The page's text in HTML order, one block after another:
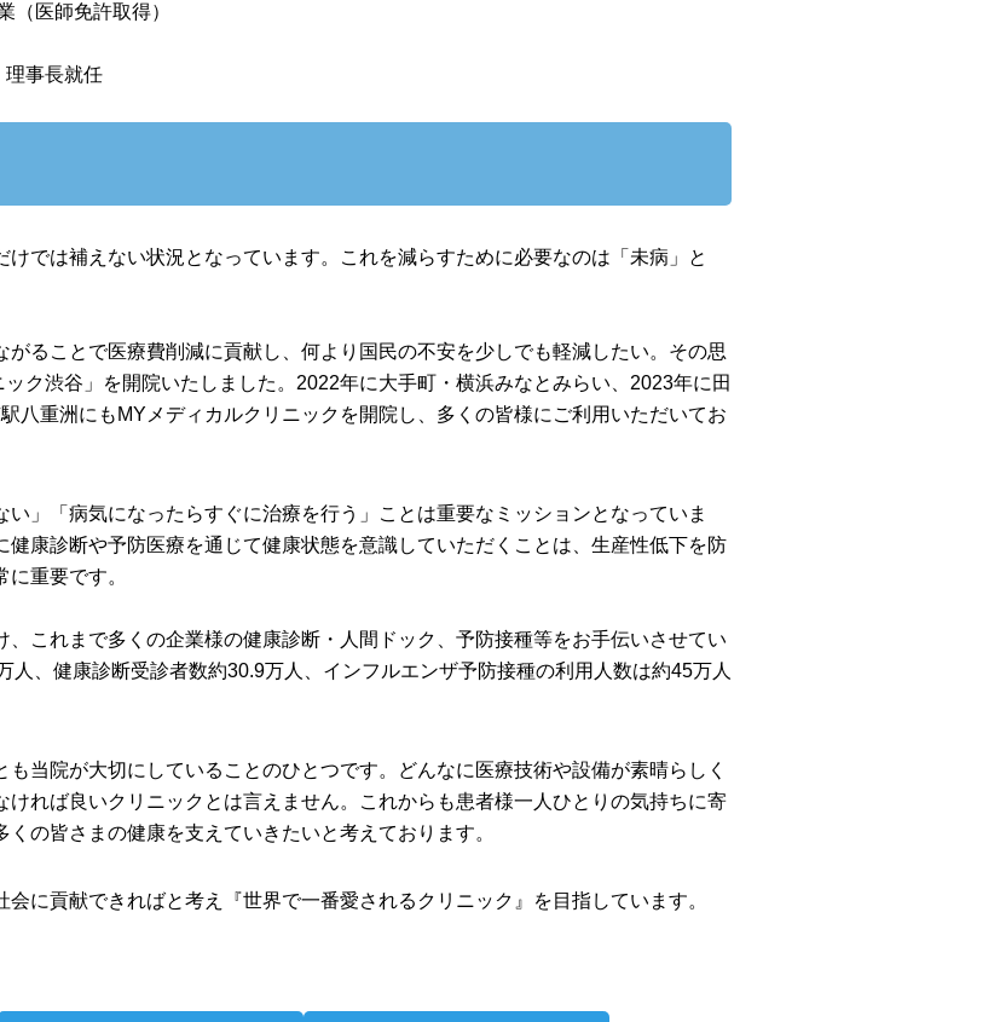
医師免許取得）
事長就任
では補えない状況となっています。これを減らすために必要なのは「未病」と
ることで医療費削減に貢献し、何より国民の不安を少しでも軽減したい。その思
ク渋谷」を開院いたしました。2022年に大手町・横浜みなとみらい、2023年に田
八重洲にもMYメディカルクリニックを開院し、多くの皆様にご利用いただいてお
」「病気になったらすぐに治療を行う」ことは重要なミッションとなっていま
康診断や予防医療を通じて健康状態を意識していただくことは、生産性低下を防
重要です。
これまで多くの企業様の健康診断・人間ドック、予防接種等をお手伝いさせてい
人、健康診断受診者数約30.9万人、インフルエンザ予防接種の利用人数は約45万人
当院が大切にしていることのひとつです。どんなに医療技術や設備が素晴らしく
れば良いクリニックとは言えません。これからも患者様一人ひとりの気持ちに寄
の皆さまの健康を支えていきたいと考えております。
に貢献できればと考え『世界で一番愛されるクリニック』を目指しています。